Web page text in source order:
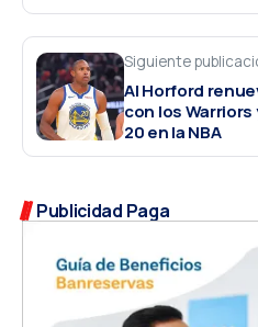
Siguiente
Al Horford
con los
20 en la NBA
Publicidad Paga